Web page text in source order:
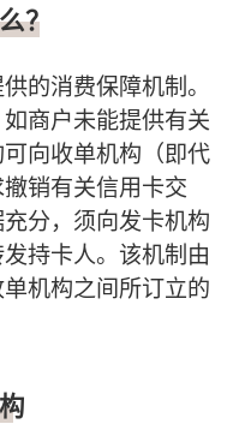
？
的消费保障机制。
商户未能提供有关
向收单机构（即代
销有关信用卡交
分，须向发卡机构
持卡人。该机制由
机构之间所订立的